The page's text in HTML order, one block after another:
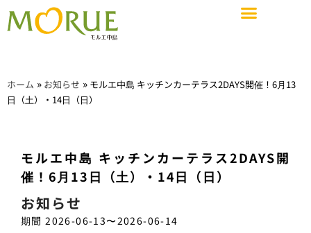
ショップガイド
お知らせ
アクセス
ホーム » お知らせ » モルエ中島 キッチンカーテラス2DAYS開催！6月13
日（土）・14日（日）
モルエ中島 キッチンカーテラス2DAYS開
催！6月13日（土）・14日（日）
お知らせ
期間 2026-06-13〜2026-06-14